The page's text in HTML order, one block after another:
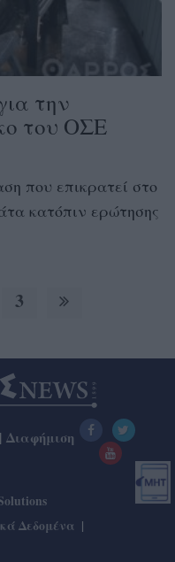
την
του ΟΣΕ
που επικρατεί στο
κατόπιν ερώτησης
3
| Διαφήμιση
Δεδομένα